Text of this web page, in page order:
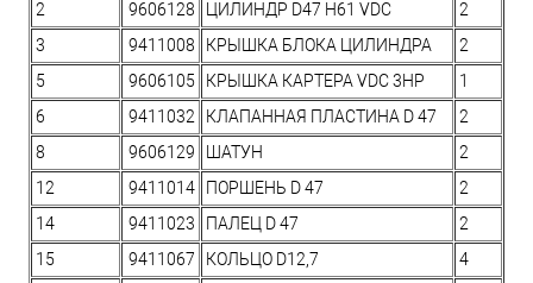
2
9606128 ЦИЛИНДР D47 H61 VDC
2
3
9411008 КРЫШКА БЛОКА ЦИЛИНДРА
2
5
9606105 КРЫШКА КАРТЕРА VDC 3HP
1
6
9411032 КЛАПАННАЯ ПЛАСТИНА D 47
2
8
9606129 ШАТУН
2
12
9411014 ПОРШЕНЬ D 47
2
14
9411023 ПАЛЕЦ D 47
2
15
9411067 КОЛЬЦО D12,7
4